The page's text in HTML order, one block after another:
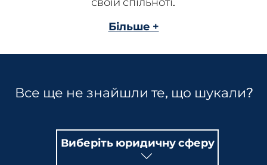
Більше +
Все ще не знайшли те, що шукали?
Виберіть юридичну сферу